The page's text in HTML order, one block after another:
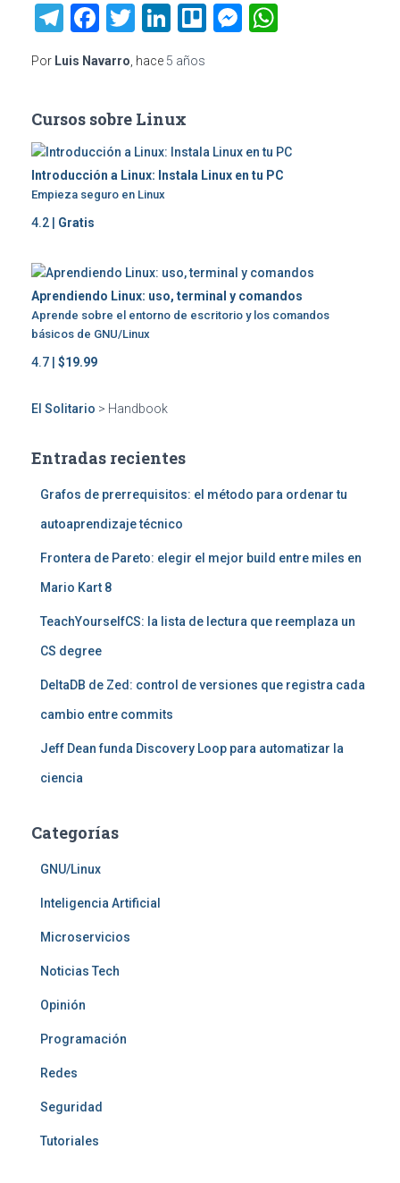
Telegram
Facebook
Twitter
LinkedIn
TrelloMessenger
Por Luis Navarro , hace 5 años
Cursos sobre Linux
Introducción a Linux: Instala Linux en tu PC
Empieza seguro en Linux
4.2 | Gratis
Aprendiendo Linux: uso, terminal y comandos
Aprende sobre el entorno de escritorio y los comandos
básicos de GNU/Linux
4.7 | $19.99
El Solitario > Handbook
Entradas recientes
Grafos de prerrequisitos: el método para ordenar tu
autoaprendizaje técnico
Frontera de Pareto: elegir el mejor build entre miles en
Mario Kart 8
TeachYourselfCS: la lista de lectura que reemplaza un
CS degree
DeltaDB de Zed: control de versiones que registra cada
cambio entre commits
Jeff Dean funda Discovery Loop para automatizar la
ciencia
Categorías
GNU/Linux
Inteligencia Artificial
Microservicios
Noticias Tech
Opinión
Programación
Redes
Seguridad
Tutoriales